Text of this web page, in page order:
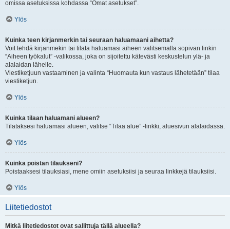
omissa asetuksissa kohdassa “Omat asetukset”.
Ylös
Kuinka teen kirjanmerkin tai seuraan haluamaani aihetta?
Voit tehdä kirjanmekin tai tilata haluamasi aiheen valitsemalla sopivan linkin
“Aiheen työkalut” -valikossa, joka on sijoitettu kätevästi keskustelun ylä- ja
alalaidan lähelle.
Viestiketjuun vastaaminen ja valinta “Huomauta kun vastaus lähetetään” tilaa
viestiketjun.
Ylös
Kuinka tilaan haluamani alueen?
Tilataksesi haluamasi alueen, valitse “Tilaa alue” -linkki, aluesivun alalaidassa.
Ylös
Kuinka poistan tilaukseni?
Poistaaksesi tilauksiasi, mene omiin asetuksiisi ja seuraa linkkejä tilauksiisi.
Ylös
Liitetiedostot
Mitkä liitetiedostot ovat sallittuja tällä alueella?